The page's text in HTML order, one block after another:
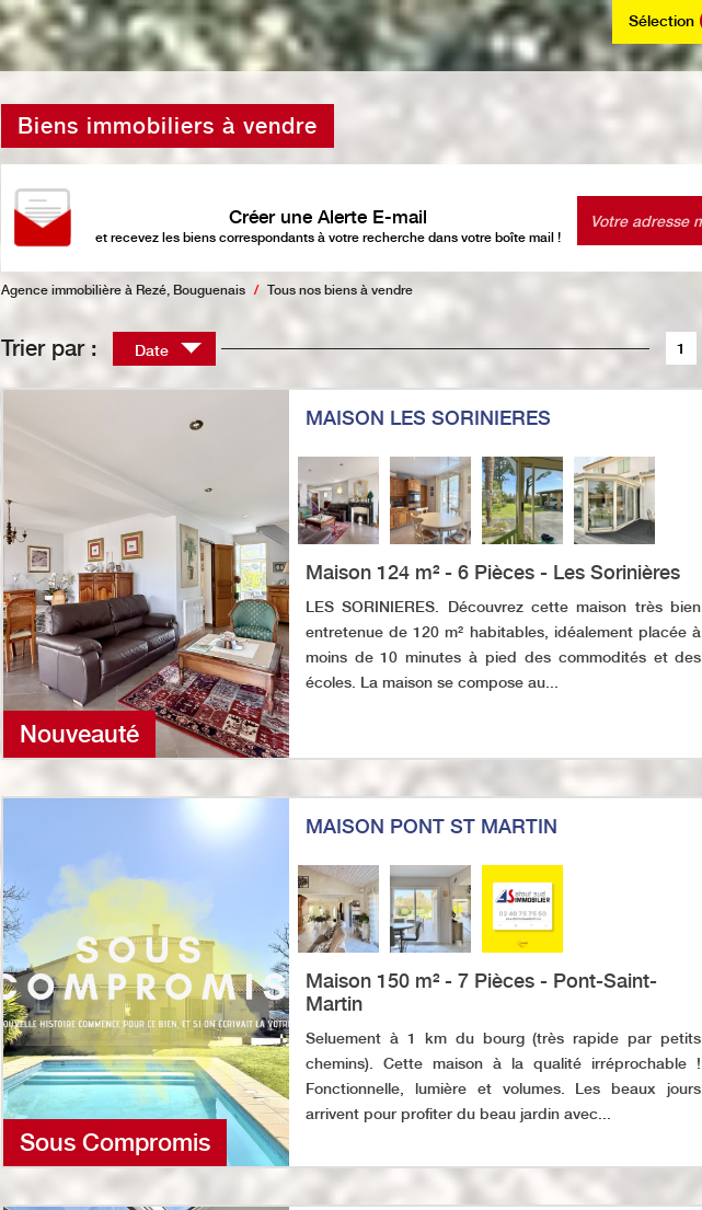
Sélection
Biens immobiliers à vendre
Créer une Alerte E-mail
et recevez les biens correspondants à votre recherche dans votre boîte mail !
Agence immobilière à Rezé, Bouguenais Tous nos biens à vendre
Trier par : Date 1
Nouveauté
MAISON LES SORINIERES
Maison 124 m² - 6 Pièces - Les Sorinières
LES SORINIERES. Découvrez cette maison très bien
entretenue de 120 m² habitables, idéalement placée à
moins de 10 minutes à pied des commodités et des
écoles. La maison se compose au...
Sous Compromis
MAISON PONT ST MARTIN
Maison 150 m² - 7 Pièces - Pont-Saint-
Martin
Seluement à 1 km du bourg (très rapide par petits
chemins). Cette maison à la qualité irréprochable !
Fonctionnelle, lumière et volumes. Les beaux jours
arrivent pour profiter du beau jardin avec...